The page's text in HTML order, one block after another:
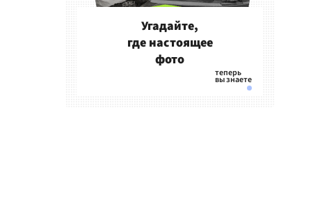
Угадайте,
где настоящее
фото